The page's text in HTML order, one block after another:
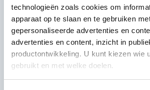
technologieën zoals cookies om
apparaat op te slaan en te gebruiken
gepersonaliseerde advertenties en
advertenties en content, inzicht in
productontwikkeling. U kunt kiezen wie
gebruikt en met welke doelen.
Eigenschappen
ALGEMEEN
Verpakkingsdoos lengte in mm